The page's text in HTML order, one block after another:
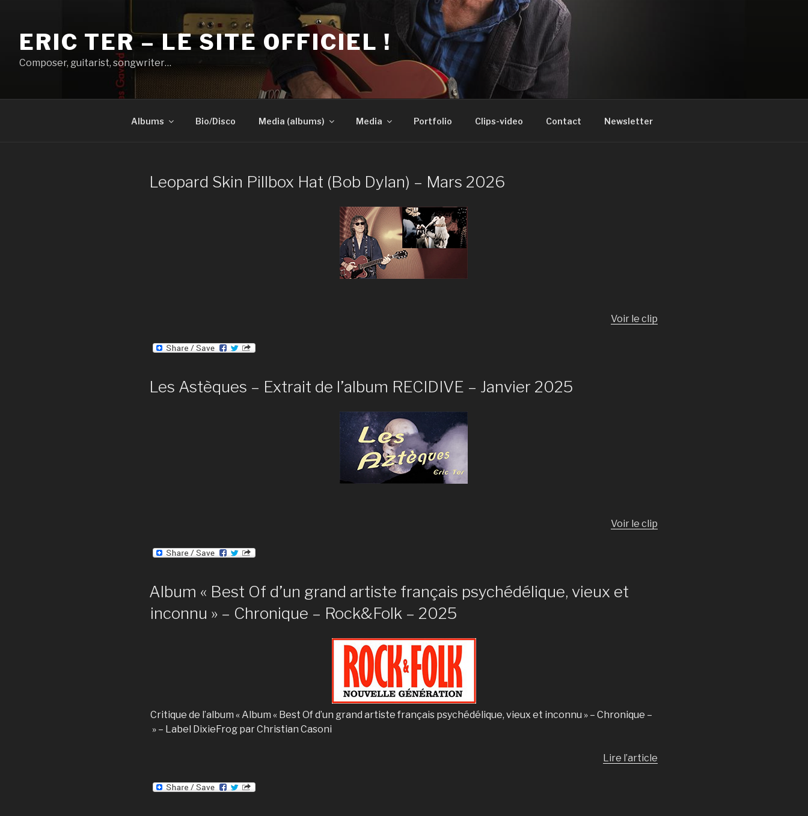
contenu
principalERIC TER – LE SITE OFFICIEL !
Composer, guitarist, songwriter…
Albums Bio/Disco Media (albums) Media Portfolio Clips-video Contact Newsletter
Leopard Skin Pillbox Hat (Bob Dylan) – Mars 2026
Voir le clip
Les Astèques – Extrait de l’album RECIDIVE – Janvier 2025
Voir le clip
Album « Best Of d’un grand artiste français psychédélique, vieux et
inconnu » – Chronique – Rock&Folk – 2025
Critique de l’album « Album « Best Of d’un grand artiste français psychédélique, vieux et inconnu » – Chronique –
» – Label DixieFrog par Christian Casoni
Lire l’article